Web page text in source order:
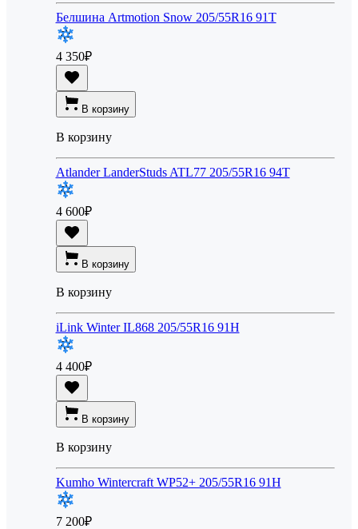
Белшина Artmotion Snow 205/55R16 91T
4 350₽
В корзину
В корзину
Atlander LanderStuds ATL77 205/55R16 94T
4 600₽
В корзину
В корзину
iLink Winter IL868 205/55R16 91H
4 400₽
В корзину
В корзину
Kumho Wintercraft WP52+ 205/55R16 91H
7 200₽